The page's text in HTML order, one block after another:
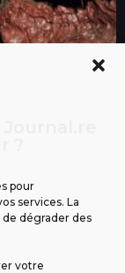
pour
services. La
de dégrader des
votre